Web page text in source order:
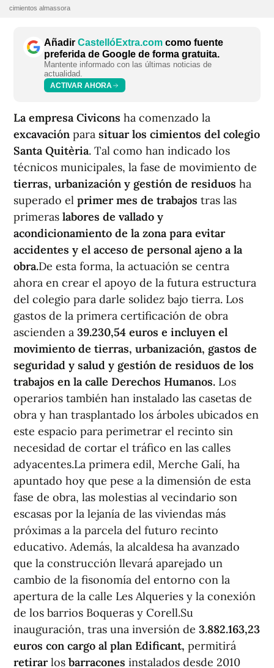
cimientos almassora
Añadir CastellóExtra.com como fuente
preferida de Google de forma gratuita.
Mantente informado con las últimas noticias de
actualidad.
ACTIVAR AHORA
La empresa Civicons ha comenzado la
excavación para situar los cimientos del colegio
Santa Quitèria. Tal como han indicado los
técnicos municipales, la fase de movimiento de
tierras, urbanización y gestión de residuos ha
superado el primer mes de trabajos tras las
primeras labores de vallado y
acondicionamiento de la zona para evitar
accidentes y el acceso de personal ajeno a la
obra.De esta forma, la actuación se centra
ahora en crear el apoyo de la futura estructura
del colegio para darle solidez bajo tierra. Los
gastos de la primera certificación de obra
ascienden a 39.230,54 euros e incluyen el
movimiento de tierras, urbanización, gastos de
seguridad y salud y gestión de residuos de los
trabajos en la calle Derechos Humanos. Los
operarios también han instalado las casetas de
obra y han trasplantado los árboles ubicados en
este espacio para perimetrar el recinto sin
necesidad de cortar el tráfico en las calles
adyacentes.La primera edil, Merche Galí, ha
apuntado hoy que pese a la dimensión de esta
fase de obra, las molestias al vecindario son
escasas por la lejanía de las viviendas más
próximas a la parcela del futuro recinto
educativo. Además, la alcaldesa ha avanzado
que la construcción llevará aparejado un
cambio de la fisonomía del entorno con la
apertura de la calle Les Alqueries y la conexión
de los barrios Boqueras y Corell.Su
inauguración, tras una inversión de 3.882.163,23
euros con cargo al plan Edificant, permitirá
retirarlos barracones instalados desde 2010